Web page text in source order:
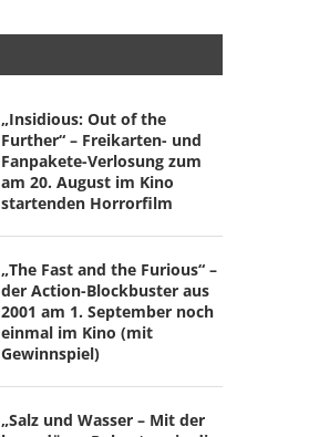
„Insidious: Out of the
Further“ – Freikarten- und
Fanpakete-Verlosung zum
am 20. August im Kino
startenden Horrorfilm
„The Fast and the Furious“ –
der Action-Blockbuster aus
2001 am 1. September noch
einmal im Kino (mit
Gewinnspiel)
„Salz und Wasser – Mit der